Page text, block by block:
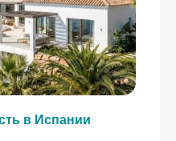
в Испании